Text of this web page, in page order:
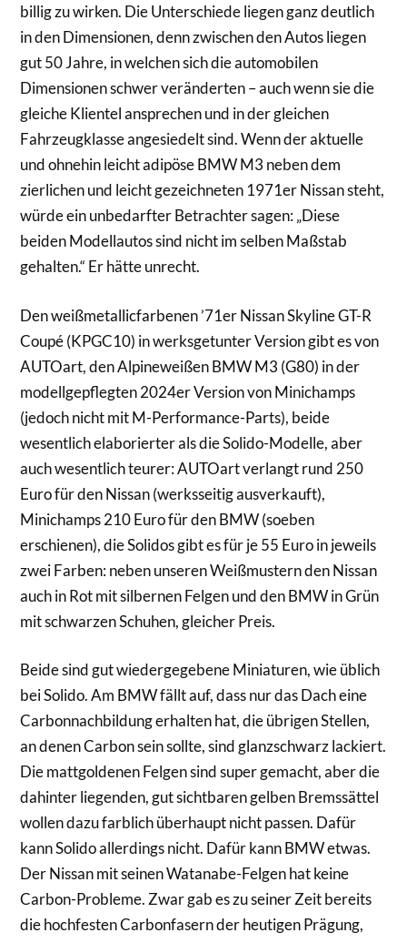
billig zu wirken. Die Unterschiede liegen ganz deutlich
in den Dimensionen, denn zwischen den Autos liegen
gut 50 Jahre, in welchen sich die automobilen
Dimensionen schwer veränderten – auch wenn sie die
gleiche Klientel ansprechen und in der gleichen
Fahrzeugklasse angesiedelt sind. Wenn der aktuelle
und ohnehin leicht adipöse BMW M3 neben dem
zierlichen und leicht gezeichneten 1971er Nissan steht,
würde ein unbedarfter Betrachter sagen: „Diese
beiden Modellautos sind nicht im selben Maßstab
gehalten.“ Er hätte unrecht.
Den weißmetallicfarbenen ’71er Nissan Skyline GT-R
Coupé (KPGC10) in werksgetunter Version gibt es von
AUTOart, den Alpineweißen BMW M3 (G80) in der
modellgepflegten 2024er Version von Minichamps
(jedoch nicht mit M-Performance-Parts), beide
wesentlich elaborierter als die Solido-Modelle, aber
auch wesentlich teurer: AUTOart verlangt rund 250
Euro für den Nissan (werksseitig ausverkauft),
Minichamps 210 Euro für den BMW (soeben
erschienen), die Solidos gibt es für je 55 Euro in jeweils
zwei Farben: neben unseren Weißmustern den Nissan
auch in Rot mit silbernen Felgen und den BMW in Grün
mit schwarzen Schuhen, gleicher Preis.
Beide sind gut wiedergegebene Miniaturen, wie üblich
bei Solido. Am BMW fällt auf, dass nur das Dach eine
Carbonnachbildung erhalten hat, die übrigen Stellen,
an denen Carbon sein sollte, sind glanzschwarz lackiert.
Die mattgoldenen Felgen sind super gemacht, aber die
dahinter liegenden, gut sichtbaren gelben Bremssättel
wollen dazu farblich überhaupt nicht passen. Dafür
kann Solido allerdings nicht. Dafür kann BMW etwas.
Der Nissan mit seinen Watanabe-Felgen hat keine
Carbon-Probleme. Zwar gab es zu seiner Zeit bereits
die hochfesten Carbonfasern der heutigen Prägung,